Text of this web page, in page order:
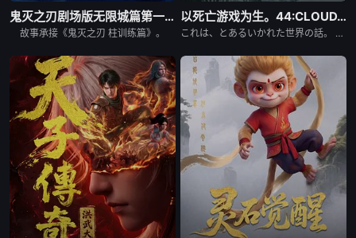
鬼灭之刃剧场版无限城篇第一章猗窝座再来
故事承接《鬼灭之刃 柱训练篇》。
以死亡游戏为生。44:CLOUDY BEACH
これは、とあるいかれた世界の話。 プレイヤーネーム 幽鬼 職業 殺人ゲームのプロフェッショナル。 プレイヤーの生存率が極端に減少するジンクス 三十の壁 を乗り越え、 幽鬼は歩き続ける。 死が隣り合わせのゲーム。続いて挑むは絶海の孤島。 そこに集められたのは8人のプレイヤー。幽鬼が見知った熟練者も、 中にはいた。 ゲーム クラウディビーチ 。 壁を越えた先には、壁を越えた人しかいない。 彼女は今日も、死亡遊戯で飯を食う。